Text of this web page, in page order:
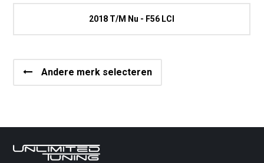
2018 T/m Nu - F56 LCI
Andere merk selecteren